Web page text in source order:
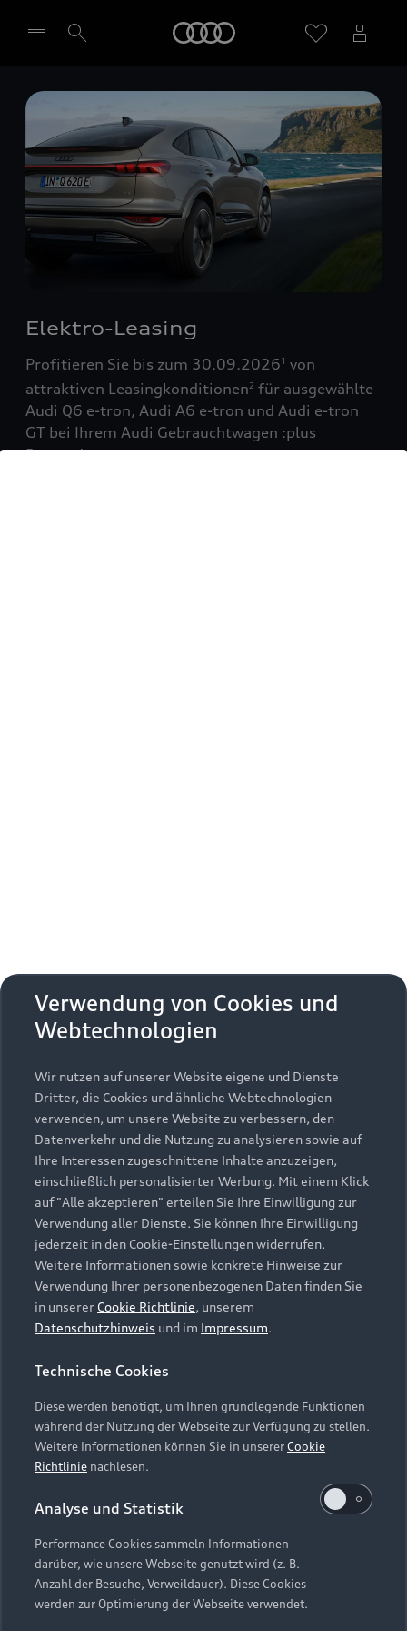
Händler wählen
Elektro-Leasing
Profitieren Sie bis zum 30.09.20261 von
attraktiven Leasingkonditionen2 für ausgewählte
Audi Q6 e-tron, Audi A6 e-tron und Audi e-tron
GT bei Ihrem Audi Gebrauchtwagen :plus
Partner!
Zurück nach oben
Modelle
Alle Modelle
Modelle vergleichen
Elektromodelle
Plug-in-Hybride
Kaufen & leasen
Neuwagensuche
Gebrauchtwagensuche
Gebrauchtwagen
Finanzierung
Aktionen & Angebote
Geschäftskunden
Service & Zubehör
Saisonale Angebote
Audi Services
Garantie
Audi digital services
myAudi
Support
Kundenservice
Händlersuche
Audi Code
Online-Terminvereinbarung
Servicekontakt
Vertrag widerrufen
Über Audi
Unternehmen
Karriere
Investor Relations
Presse & Media Center
Datenschutz
Audi erleben
Newsletter
Impressum Rechtliches
Hinweisgebersystem
Datenschutzinformation
Cookie-Einstellungen
Cookie-Richtlinie
Barrierefreiheit
Hinweis: Die aktuelle Darstellung und Anordnung der
Embleme am Fahrzeug bei allen Abbildungen auf dieser
Webseite kann abweichen.
Verwendung von Cookies und
Webtechnologien
Wir nutzen auf unserer Website eigene und Dienste
Dritter, die Cookies und ähnliche Webtechnologien
verwenden, um unsere Website zu verbessern, den
Datenverkehr und die Nutzung zu analysieren sowie auf
Ihre Interessen zugeschnittene Inhalte anzuzeigen,
einschließlich personalisierter Werbung. Mit einem Klick
auf "Alle akzeptieren" erteilen Sie Ihre Einwilligung zur
Verwendung aller Dienste. Sie können Ihre Einwilligung
jederzeit in den Cookie-Einstellungen widerrufen.
Weitere Informationen sowie konkrete Hinweise zur
Verwendung Ihrer personenbezogenen Daten finden Sie
in unserer Cookie Richtlinie, unserem
Datenschutzhinweis und im Impressum.
Technische Cookies
Diese werden benötigt, um Ihnen grundlegende Funktionen
während der Nutzung der Webseite zur Verfügung zu stellen.
Weitere Informationen können Sie in unsererCookie
Richtlinie nachlesen.
Analyse und Statistik
Performance Cookies sammeln Informationen
darüber, wie unsere Webseite genutzt wird (z. B.
Anzahl der Besuche, Verweildauer). Diese Cookies
werden zur Optimierung der Webseite verwendet.